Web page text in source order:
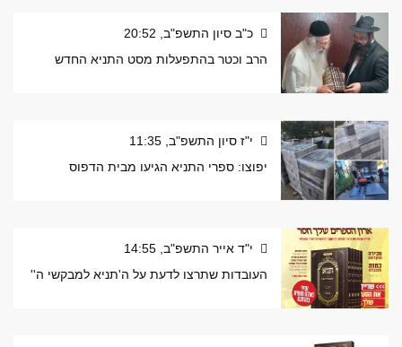
כ"ב סיון התשפ"ב, 20:52
הרב וכטר בהתפעלות מסט התניא החדש
י"ז סיון התשפ"ב, 11:35
יפוצו: ספרי התניא הגיעו מבית הדפוס
י"ד אייר התשפ"ב, 14:55
העובדות שתרצו לדעת על ה'תניא למבקשי ה''